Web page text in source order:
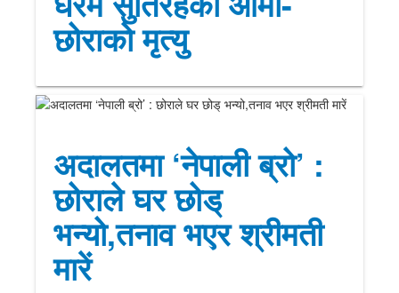
छोराको मृत्यु
अदालतमा ‘नेपाली ब्रो’ :
छोराले घर छोड्
भन्यो,तनाव भएर श्रीमती
मारें